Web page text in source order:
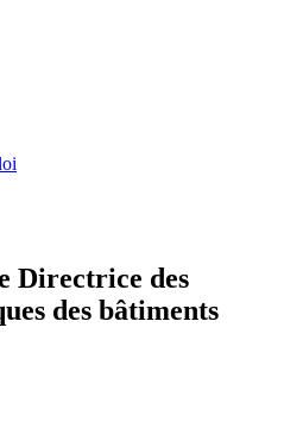
Directrice des
des bâtiments